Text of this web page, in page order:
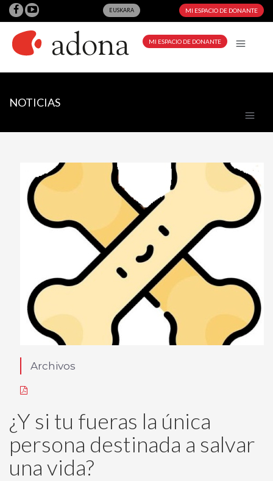
EUSKARA MI ESPACIO DE DONANTE
MI ESPACIO DE DONANTE
NOTICIAS
Archivos
¿Y si tu fueras la única
persona destinada a salvar
una vida?